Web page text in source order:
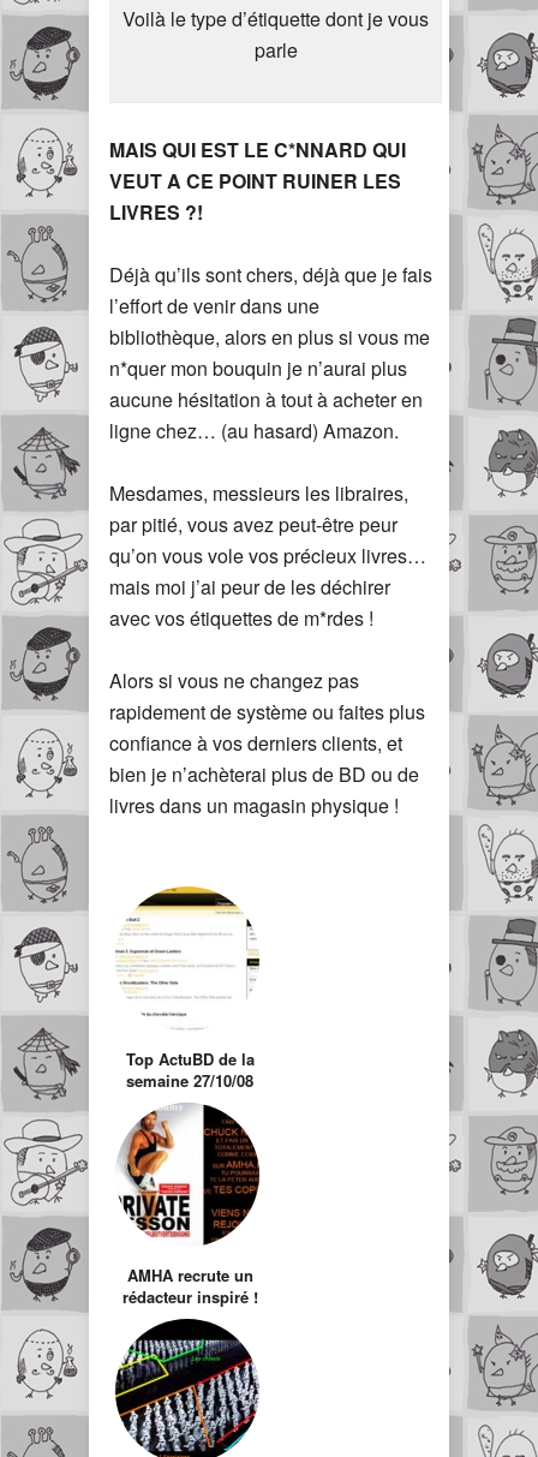
Voilà le type d’étiquette dont je vous
parle
MAIS QUI EST LE C*NNARD QUI
VEUT A CE POINT RUINER LES
LIVRES ?!
Déjà qu’ils sont chers, déjà que je fais
l’effort de venir dans une
bibliothèque, alors en plus si vous me
n*quer mon bouquin je n’aurai plus
aucune hésitation à tout à acheter en
ligne chez… (au hasard) Amazon.
Mesdames, messieurs les libraires,
par pitié, vous avez peut-être peur
qu’on vous vole vos précieux livres…
mais moi j’ai peur de les déchirer
avec vos étiquettes de m*rdes !
Alors si vous ne changez pas
rapidement de système ou faites plus
confiance à vos derniers clients, et
bien je n’achèterai plus de BD ou de
livres dans un magasin physique !
Top ActuBD de la
semaine 27/10/08
AMHA recrute un
rédacteur inspiré !